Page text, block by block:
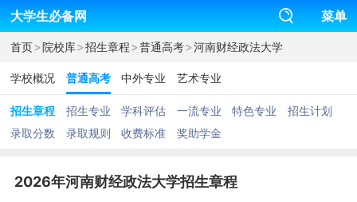
大学生必备网 菜单
首页>院校库>招生章程>普通高考>河南财经政法大学
学校概况 普通高考 中外专业 艺术专业
招生章程 招生专业 学科评估 一流专业 特色专业
招生计划
录取分数
录取规则 收费标准 奖助学金
2026年河南财经政法大学招生章程